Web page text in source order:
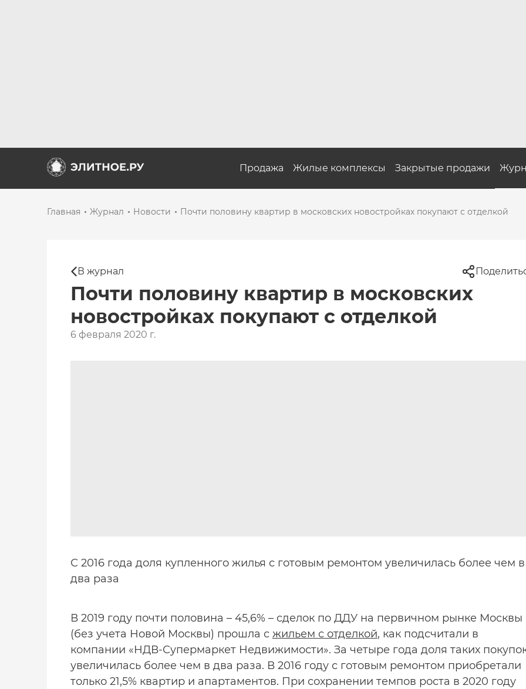
Продажа Жилые комплексы Закрытые продажи
Главная Журнал Новости Почти половину квартир в московских новостройках покупают с отделкой
В журнал
Почти половину квартир в московских
новостройках покупают с отделкой
6 февраля 2020 г.
С 2016 года доля купленного жилья с готовым ремонтом увеличилась более чем в
два раза
В 2019 году почти половина – 45,6% – сделок по ДДУ на первичном рынке Москвы
(без учета Новой Москвы) прошла с жильем с отделкой, как подсчитали в
компании «НДВ-Супермаркет Недвижимости». За четыре года доля таких
увеличилась более чем в два раза. В 2016 году с готовым ремонтом приобретали
только 21,5% квартир и апартаментов. При сохранении темпов роста в 2020 году